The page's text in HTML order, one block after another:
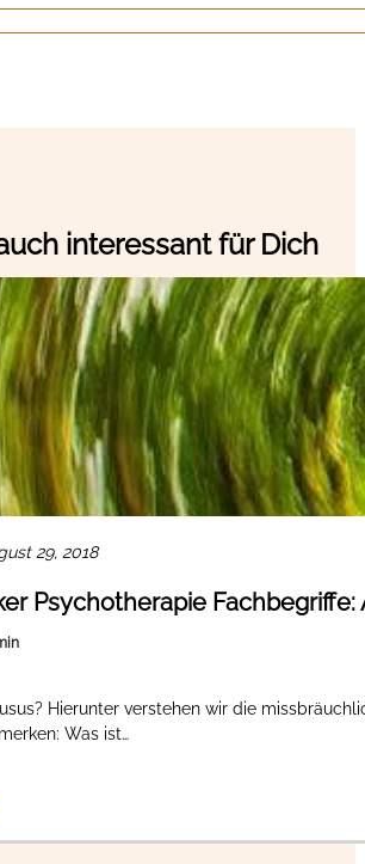
interessant für Dich
29, 2018
Psychotherapie Fachbegriffe:
Hierunter verstehen wir die
Was ist…